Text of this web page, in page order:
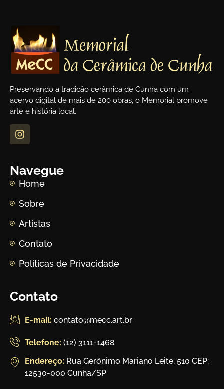
Preservando a tradição cerâmica de Cunha com um
acervo digital de mais de 200 obras, o Memorial promove
arte e história local.
Navegue
Home
Sobre
Artistas
Contato
Políticas de Privacidade
Contato
E-mail: contato@mecc.art.br
Telefone: (12) 3111-1468
Endereço: Rua Gerônimo Mariano Leite, 510 CEP:
12530-000 Cunha/SP